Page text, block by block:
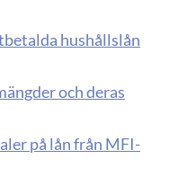
hushållslån
och deras
på lån från MFI-